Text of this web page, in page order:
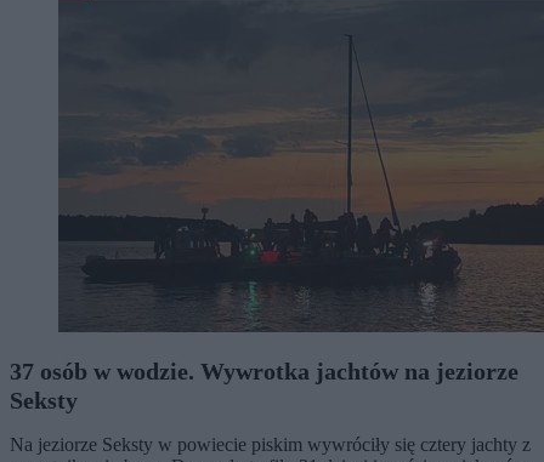
37 osób w wodzie. Wywrotka jachtów na jeziorze
Seksty
Na jeziorze Seksty w powiecie piskim wywróciły się cztery jachty z